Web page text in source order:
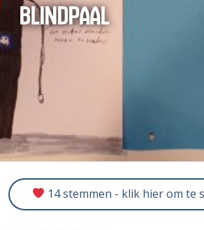
BLINDPAAL
14 stemmen - klik hier om te